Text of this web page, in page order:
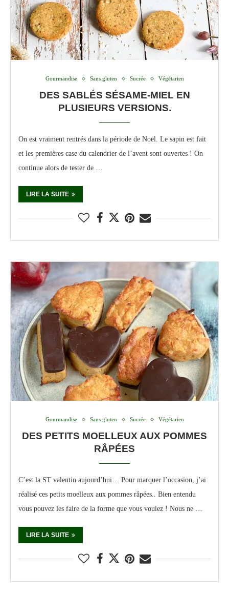
Gourmandise Sans gluten Sucrée Végétarien
DES SABLÉS SÉSAME-MIEL EN
PLUSIEURS VERSIONS.
On est vraiment rentrés dans la période de Noël. Le sapin est fait
et les premières case du calendrier de l’avent sont ouvertes ! On
continue alors de tester de …
LIRE LA SUITE
Gourmandise Sans gluten Sucrée Végétarien
DES PETITS MOELLEUX AUX POMMES
RÂPÉES
C’est la ST valentin aujourd’hui… Pour marquer l’occasion, j’ai
réalisé ces petits moelleux aux pommes râpées.. Bien entendu
vous pouvez les faire de la forme que vous voulez ! Nous ne …
LIRE LA SUITE